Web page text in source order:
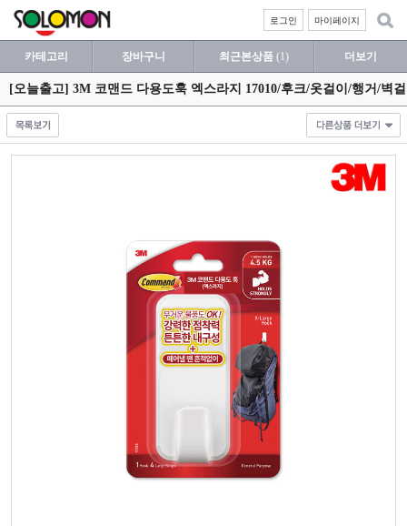
마이페이지
로그인
카테고리 장바구니 최근본상품 (1) 더보기
[오늘출고] 3M 코맨드 다용도훅 엑스라지 17010/후크/옷걸이/행거/벽